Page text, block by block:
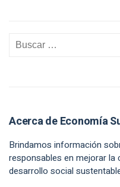
Acerca de Economía
Brindamos información
responsables en mejorar la
desarrollo social